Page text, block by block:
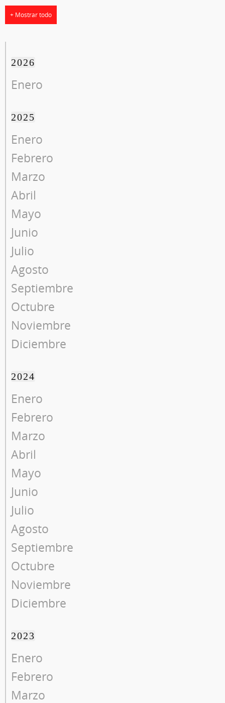
+ Mostrar todo
2026
Enero
2025
Enero
Febrero
Marzo
Abril
Mayo
Junio
Julio
Agosto
Septiembre
Octubre
Noviembre
Diciembre
2024
Enero
Febrero
Marzo
Abril
Mayo
Junio
Julio
Agosto
Septiembre
Octubre
Noviembre
Diciembre
2023
Enero
Febrero
Marzo